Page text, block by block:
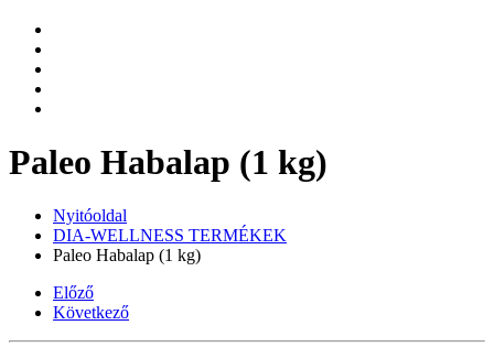
Paleo Habalap (1 kg)
Nyitóoldal
DIA-WELLNESS TERMÉKEK
Paleo Habalap (1 kg)
Előző
Következő